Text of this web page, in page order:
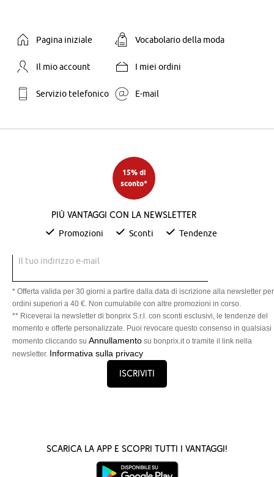
Pagina iniziale Vocabolario della moda
Il mio account I miei ordini
Servizio telefonico E-mail
15% di
sconto*
Più vantaggi con la newsletter
Promozioni Sconti Tendenze
Il tuo indirizzo e-mail
* Offerta valida per 30 giorni a partire dalla data di iscrizione alla newsletter per
ordini superiori a 40 €. Non cumulabile con altre promozioni in corso.
** Riceverai la newsletter di bonprix S.r.l. con sconti esclusivi, le tendenze del
momento e offerte personalizzate. Puoi revocare questo consenso in qualsiasi
momento cliccando su Annullamento su bonprix.it o tramite il link nella
newsletter. Informativa sulla privacy
Iscriviti
Scarica la App e scopri tutti i vantaggi!